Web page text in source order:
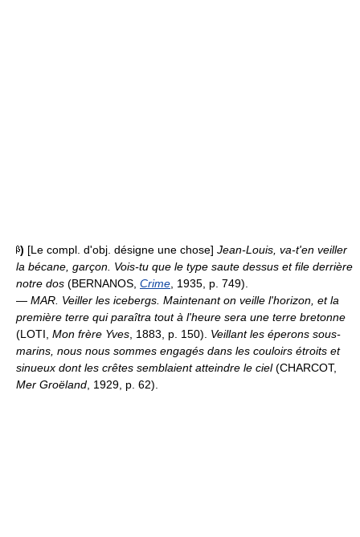
) [Le compl. d'obj. désigne une chose] Jean-Louis, va-t'en veiller
la bécane, garçon. Vois-tu que le type saute dessus et file derrière
notre dos (BERNANOS, Crime, 1935, p. 749).
— MAR. Veiller les icebergs. Maintenant on veille l'horizon, et la
première terre qui paraîtra tout à l'heure sera une terre bretonne
(LOTI, Mon frère Yves, 1883, p. 150). Veillant les éperons sous-
marins, nous nous sommes engagés dans les couloirs étroits et
sinueux dont les crêtes semblaient atteindre le ciel(CHARCOT,
Mer Groëland, 1929, p. 62).